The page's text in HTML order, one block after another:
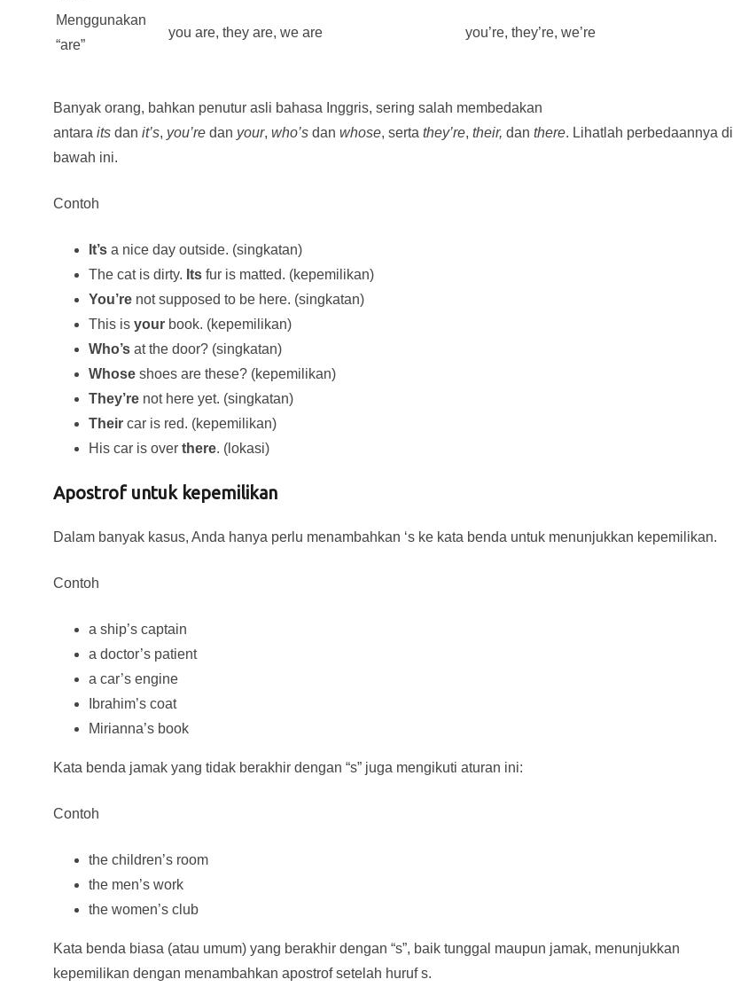
Menggunakan
“are”
you are, they are, we are you’re, they’re, we’re
Banyak orang, bahkan penutur asli bahasa Inggris, sering salah membedakan
antara its dan it’s, you’re dan your, who’s dan whose, serta they’re, their, dan there. Lihatlah perbedaannya di
bawah ini.
Contoh
It’s a nice day outside. (singkatan)
The cat is dirty. Its fur is matted. (kepemilikan)
You’re not supposed to be here. (singkatan)
This is your book. (kepemilikan)
Who’s at the door? (singkatan)
Whose shoes are these? (kepemilikan)
They’re not here yet. (singkatan)
Their car is red. (kepemilikan)
His car is over there. (lokasi)
Apostrof untuk kepemilikan
Dalam banyak kasus, Anda hanya perlu menambahkan ‘s ke kata benda untuk menunjukkan kepemilikan.
Contoh
a ship’s captain
a doctor’s patient
a car’s engine
Ibrahim’s coat
Mirianna’s book
Kata benda jamak yang tidak berakhir dengan “s” juga mengikuti aturan ini:
Contoh
the children’s room
the men’s work
the women’s club
Kata benda biasa (atau umum) yang berakhir dengan “s”, baik tunggal maupun jamak, menunjukkan
kepemilikan dengan menambahkan apostrof setelah huruf s.